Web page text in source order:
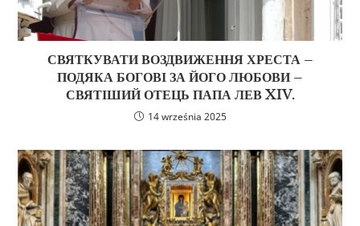
СВЯТКУВАТИ ВОЗДВИЖЕННЯ ХРЕСТА –
ПОДЯКА БОГОВІ ЗА ЙОГО ЛЮБОВИ –
СВЯТІШИЙ ОТЕЦЬ ПАПА ЛЕВ XIV.
14 września 2025